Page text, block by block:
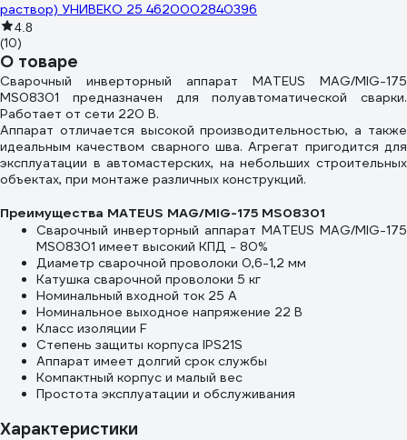
раствор) УНИВЕКО 25 4620002840396
4.8
(10)
О товаре
Сварочный инверторный аппарат MATEUS MAG/MIG-175
MS08301 предназначен для полуавтоматической сварки.
Работает от сети 220 В.
Аппарат отличается высокой производительностью, а также
идеальным качеством сварного шва. Агрегат пригодится для
эксплуатации в автомастерских, на небольших строительных
объектах, при монтаже различных конструкций.
Преимущества MATEUS MAG/MIG-175 MS08301
Сварочный инверторный аппарат MATEUS MAG/MIG-175
MS08301 имеет высокий КПД - 80%
Диаметр сварочной проволоки 0,6-1,2 мм
Катушка сварочной проволоки 5 кг
Номинальный входной ток 25 А
Номинальное выходное напряжение 22 В
Класс изоляции F
Степень защиты корпуса IPS21S
Аппарат имеет долгий срок службы
Компактный корпус и малый вес
Простота эксплуатации и обслуживания
Характеристики